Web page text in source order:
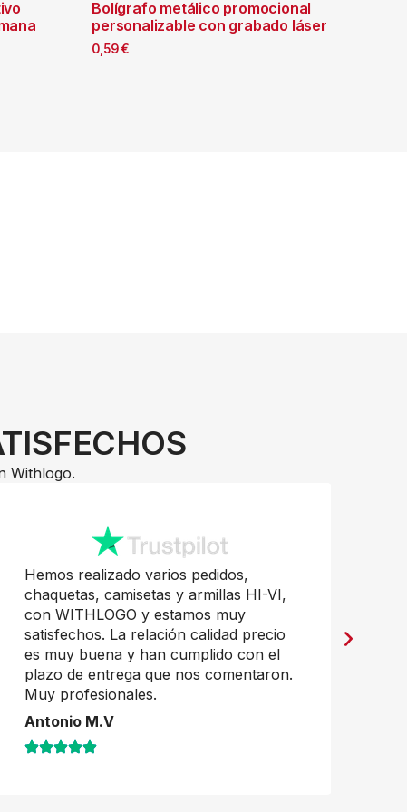
Bolígrafo metálico promocional
personalizable con grabado láser
0,59€
Withlogo.
Hemos realizado varios pedidos,
chaquetas, camisetas y armillas HI-VI,
con WITHLOGO y estamos muy
satisfechos. La relación calidad precio
es muy buena y han cumplido con el
plazo de entrega que nos comentaron.
Muy profesionales.
Antonio M.V